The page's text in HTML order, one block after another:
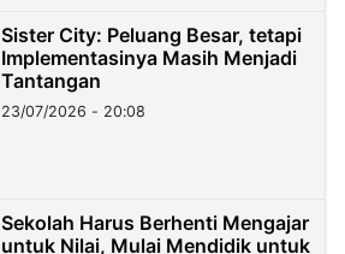
Sister City: Peluang Besar, tetapi
Implementasinya Masih Menjadi
Tantangan
23/07/2026 - 20:08
Sekolah Harus Berhenti Mengajar
untuk Nilai, Mulai Mendidik untuk